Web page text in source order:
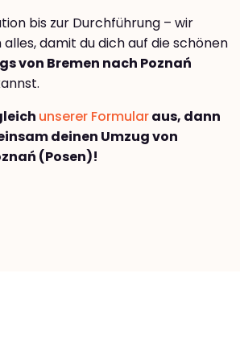
bis zur Durchführung – wir
damit du dich auf die schönen
von Bremen nach Poznań
unserer Formularaus, dann
deinen Umzug von
(Posen)!